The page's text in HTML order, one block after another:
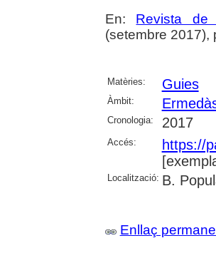
En: Revista de
(setembre 2017),
Matèries: Guies
Àmbit:
Cronologia: 2017
Accés:
https://
Localització: B.
Enllaç